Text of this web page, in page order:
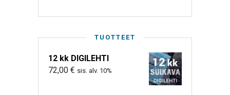
TUOTTEET
12 kk DIGILEHTI
72,00 € sis. alv. 10%